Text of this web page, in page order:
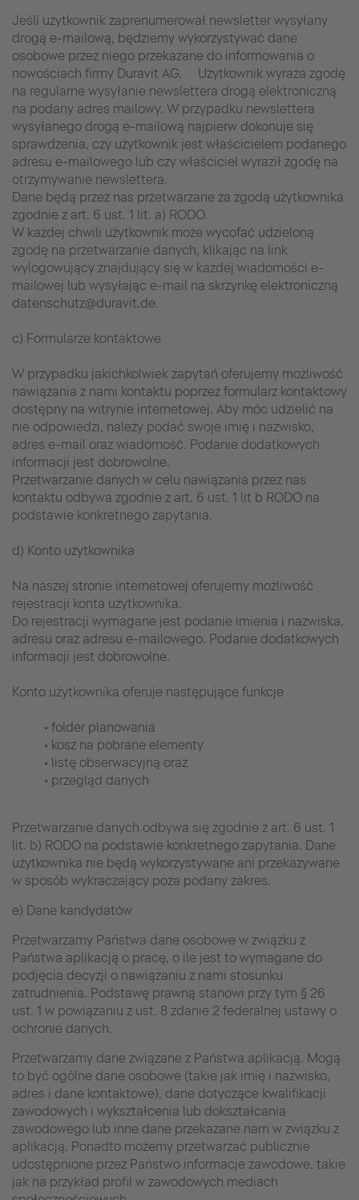
Jeśli użytkownik zaprenumerował newsletter wysyłany
drogą e-mailową, będziemy wykorzystywać dane
osobowe przez niego przekazane do informowania o
nowościach firmy Duravit AG. Użytkownik wyraża zgodę
na regularne wysyłanie newslettera drogą elektroniczną
na podany adres mailowy. W przypadku newslettera
wysyłanego drogą e-mailową najpierw dokonuje się
sprawdzenia, czy użytkownik jest właścicielem podanego
adresu e-mailowego lub czy właściciel wyraził zgodę na
otrzymywanie newslettera.
Dane będą przez nas przetwarzane za zgodą użytkownika
zgodnie z art. 6 ust. 1 lit. a) RODO.
W każdej chwili użytkownik może wycofać udzieloną
zgodę na przetwarzanie danych, klikając na link
wylogowujący znajdujący się w każdej wiadomości e-
mailowej lub wysyłając e-mail na skrzynkę elektroniczną
datenschutz@duravit.de.
c) Formularze kontaktowe
W przypadku jakichkolwiek zapytań oferujemy możliwość
nawiązania z nami kontaktu poprzez formularz kontaktowy
dostępny na witrynie internetowej. Aby móc udzielić na
nie odpowiedzi, należy podać swoje imię i nazwisko,
adres e-mail oraz wiadomość. Podanie dodatkowych
informacji jest dobrowolne.
Przetwarzanie danych w celu nawiązania przez nas
kontaktu odbywa zgodnie z art. 6 ust. 1 lit b RODO na
podstawie konkretnego zapytania.
d) Konto użytkownika
Na naszej stronie internetowej oferujemy możliwość
rejestracji konta użytkownika.
Do rejestracji wymagane jest podanie imienia i nazwiska,
adresu oraz adresu e-mailowego. Podanie dodatkowych
informacji jest dobrowolne.
Konto użytkownika oferuje następujące funkcje
• folder planowania
• kosz na pobrane elementy
• listę obserwacyjną oraz
• przegląd danych
Przetwarzanie danych odbywa się zgodnie z art. 6 ust. 1
lit. b) RODO na podstawie konkretnego zapytania. Dane
użytkownika nie będą wykorzystywane ani przekazywane
w sposób wykraczający poza podany zakres.
e) Dane kandydatów
Przetwarzamy Państwa dane osobowe w związku z
Państwa aplikacją o pracę, o ile jest to wymagane do
podjęcia decyzji o nawiązaniu z nami stosunku
zatrudnienia. Podstawę prawną stanowi przy tym § 26
ust. 1 w powiązaniu z ust. 8 zdanie 2 federalnej ustawy o
ochronie danych.
Przetwarzamy dane związane z Państwa aplikacją. Mogą
to być ogólne dane osobowe (takie jak imię i nazwisko,
adres i dane kontaktowe), dane dotyczące kwalifikacji
zawodowych i wykształcenia lub dokształcania
zawodowego lub inne dane przekazane nam w związku z
aplikacją. Ponadto możemy przetwarzać publicznie
udostępnione przez Państwo informacje zawodowe, takie
jak na przykład profil w zawodowych mediach